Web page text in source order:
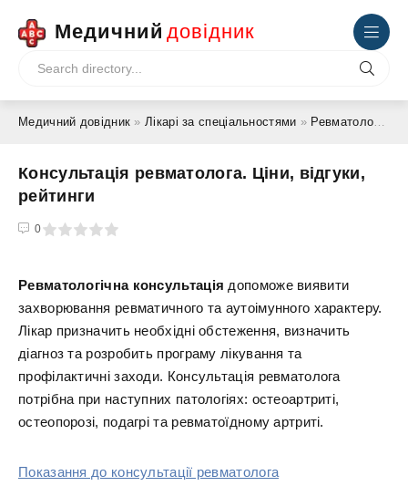
Медичний довідник
Медичний довідник »Лікарі за спеціальностями » Ревматолог »
Консультація ревматолога. Ціни, відгуки,
рейтинги
0
5
Ревматологічна консультація допоможе виявити
захворювання ревматичного та аутоімунного характеру.
Лікар призначить необхідні обстеження, визначить
діагноз та розробить програму лікування та
профілактичні заходи. Консультація ревматолога
потрібна при наступних патологіях: остеоартриті,
остеопорозі, подагрі та ревматоїдному артриті.
Показання до консультації ревматолога